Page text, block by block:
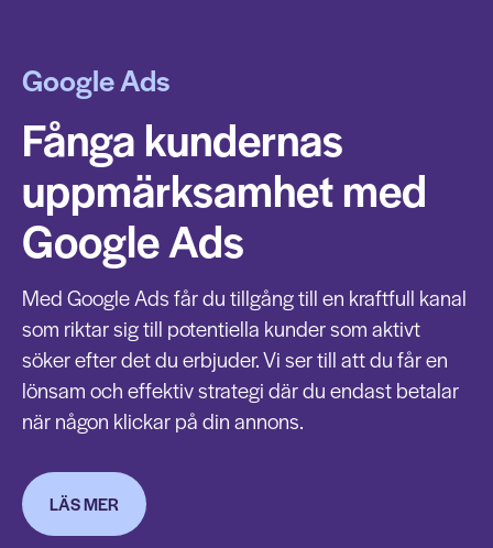
Google Ads
Fånga kundernas
uppmärksamhet med
Google Ads
Med Google Ads får du tillgång till en kraftfull kanal
som riktar sig till potentiella kunder som aktivt
söker efter det du erbjuder. Vi ser till att du får en
lönsam och effektiv strategi där du endast betalar
när någon klickar på din annons.
LÄS MER